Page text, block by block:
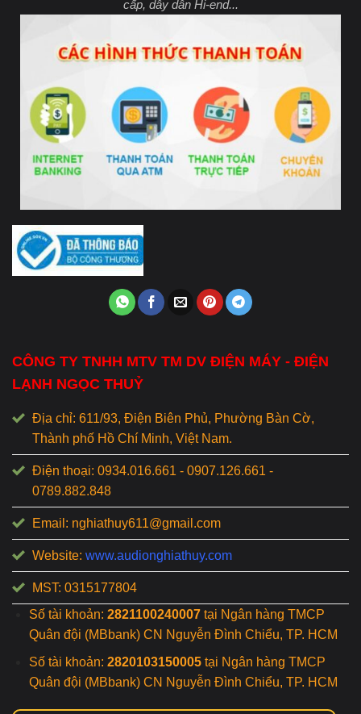
cấp, dây dẫn Hi-end...
CÔNG TY TNHH MTV TM DV ĐIỆN MÁY - ĐIỆN
LẠNH NGỌC THUỶ
Địa chỉ: 611/93, Điện Biên Phủ, Phường Bàn Cờ,
Thành phố Hồ Chí Minh, Việt Nam.
Điện thoại: 0934.016.661 - 0907.126.661 -
0789.882.848
Email: nghiathuy611@gmail.com
Website: www.audionghiathuy.com
MST: 0315177804
Số tài khoản: 2821100240007tại Ngân hàng TMCP
Quân đội (MBbank) CN Nguyễn Đình Chiểu, TP. HCM
Số tài khoản: 2820103150005tại Ngân hàng TMCP
Quân đội (MBbank) CN Nguyễn Đình Chiểu, TP. HCM